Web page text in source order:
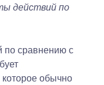
действий по
по сравнению с
обычно